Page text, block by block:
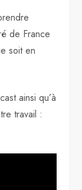
de France
soit en
ainsi qu’à
travail :